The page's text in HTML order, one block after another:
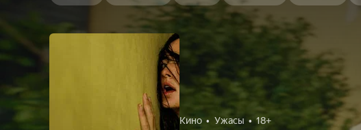
Кино Ужасы 18+